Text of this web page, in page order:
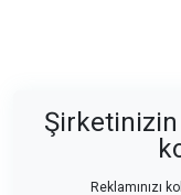
Reklamınızı